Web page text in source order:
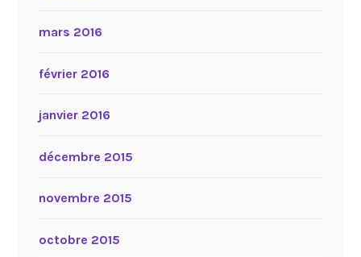
mars 2016
février 2016
janvier 2016
décembre 2015
novembre 2015
octobre 2015